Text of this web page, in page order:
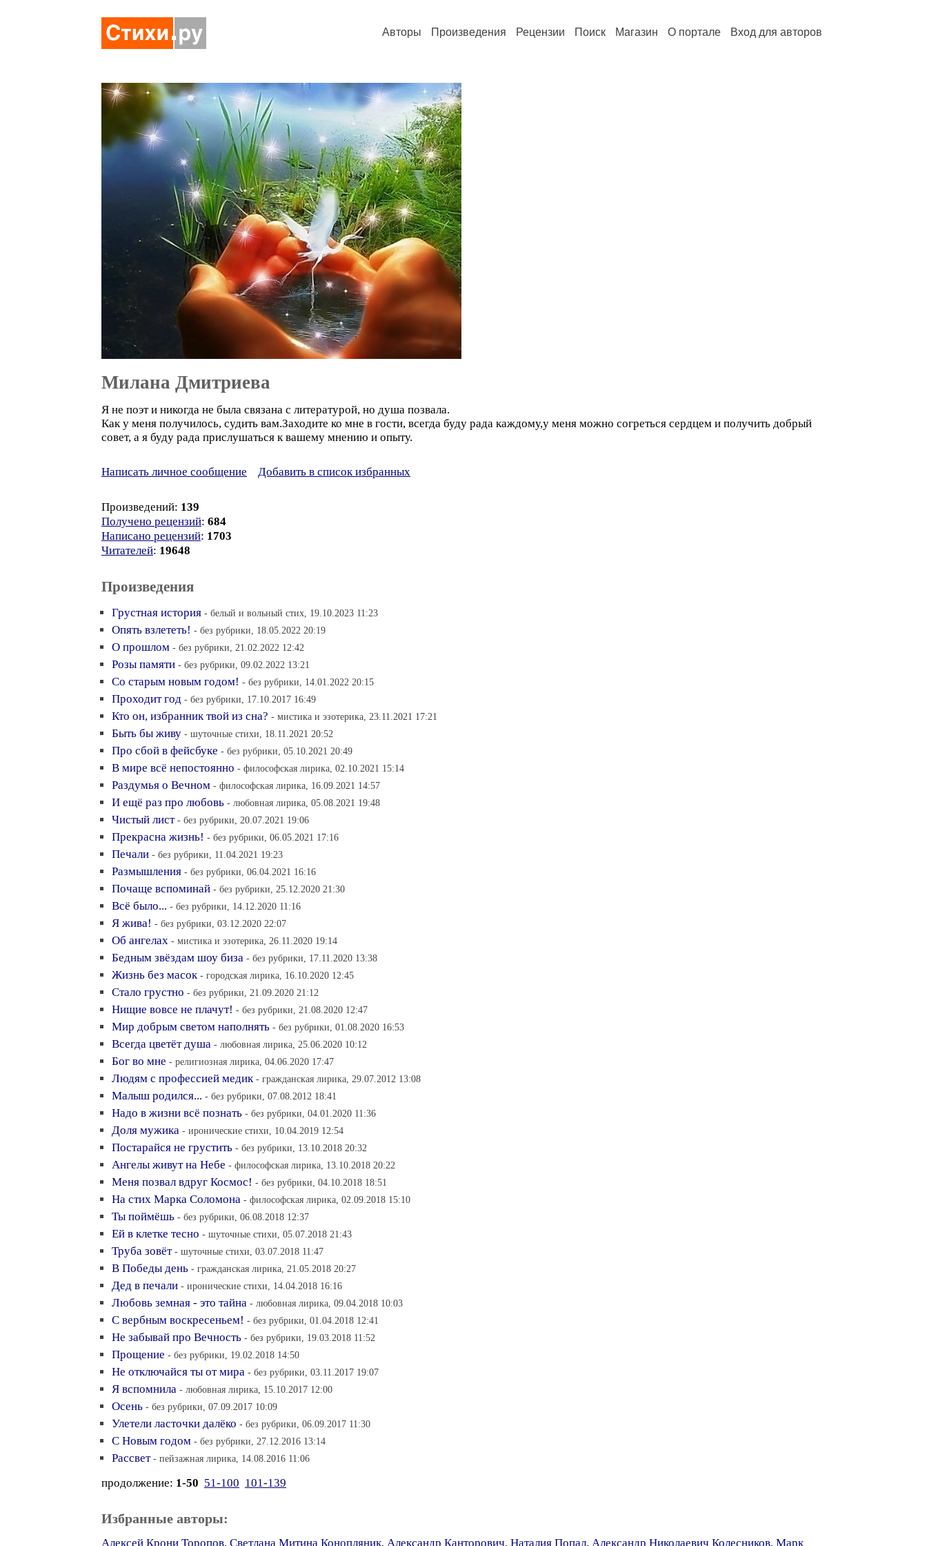
Авторы Произведения Рецензии Поиск Магазин О портале Вход для авторов
Милана Дмитриева
Я не поэт и никогда не была связана с литературой, но душа позвала.
Как у меня получилось, судить вам.Заходите ко мне в гости, всегда буду рада каждому,у меня можно согреться сердцем и получить добрый
совет, а я буду рада прислушаться к вашему мнению и опыту.
Написать личное сообщение Добавить в список избранных
Произведений: 139
Получено рецензий: 684
Написано рецензий: 1703
Читателей: 19648
Произведения
Грустная история - белый и вольный стих, 19.10.2023 11:23
Опять взлететь! - без рубрики, 18.05.2022 20:19
О прошлом - без рубрики, 21.02.2022 12:42
Розы памяти - без рубрики, 09.02.2022 13:21
Со старым новым годом! - без рубрики, 14.01.2022 20:15
Проходит год - без рубрики, 17.10.2017 16:49
Кто он, избранник твой из сна? - мистика и эзотерика, 23.11.2021 17:21
Быть бы живу - шуточные стихи, 18.11.2021 20:52
Про сбой в фейсбуке - без рубрики, 05.10.2021 20:49
В мире всё непостоянно - философская лирика, 02.10.2021 15:14
Раздумья о Вечном - философская лирика, 16.09.2021 14:57
И ещё раз про любовь - любовная лирика, 05.08.2021 19:48
Чистый лист - без рубрики, 20.07.2021 19:06
Прекрасна жизнь! - без рубрики, 06.05.2021 17:16
Печали - без рубрики, 11.04.2021 19:23
Размышления - без рубрики, 06.04.2021 16:16
Почаще вспоминай - без рубрики, 25.12.2020 21:30
Всё было... - без рубрики, 14.12.2020 11:16
Я жива! - без рубрики, 03.12.2020 22:07
Об ангелах - мистика и эзотерика, 26.11.2020 19:14
Бедным звёздам шоу биза - без рубрики, 17.11.2020 13:38
Жизнь без масок - городская лирика, 16.10.2020 12:45
Стало грустно - без рубрики, 21.09.2020 21:12
Нищие вовсе не плачут! - без рубрики, 21.08.2020 12:47
Мир добрым светом наполнять - без рубрики, 01.08.2020 16:53
Всегда цветёт душа - любовная лирика, 25.06.2020 10:12
Бог во мне - религиозная лирика, 04.06.2020 17:47
Людям с профессией медик - гражданская лирика, 29.07.2012 13:08
Малыш родился... - без рубрики, 07.08.2012 18:41
Надо в жизни всё познать - без рубрики, 04.01.2020 11:36
Доля мужика - иронические стихи, 10.04.2019 12:54
Постарайся не грустить - без рубрики, 13.10.2018 20:32
Ангелы живут на Небе - философская лирика, 13.10.2018 20:22
Меня позвал вдруг Космос! - без рубрики, 04.10.2018 18:51
На стих Марка Соломона - философская лирика, 02.09.2018 15:10
Ты поймёшь - без рубрики, 06.08.2018 12:37
Ей в клетке тесно - шуточные стихи, 05.07.2018 21:43
Труба зовёт - шуточные стихи, 03.07.2018 11:47
В Победы день - гражданская лирика, 21.05.2018 20:27
Дед в печали - иронические стихи, 14.04.2018 16:16
Любовь земная - это тайна - любовная лирика, 09.04.2018 10:03
С вербным воскресеньем! - без рубрики, 01.04.2018 12:41
Не забывай про Вечность - без рубрики, 19.03.2018 11:52
Прощение - без рубрики, 19.02.2018 14:50
Не отключайся ты от мира - без рубрики, 03.11.2017 19:07
Я вспомнила - любовная лирика, 15.10.2017 12:00
Осень - без рубрики, 07.09.2017 10:09
Улетели ласточки далёко - без рубрики, 06.09.2017 11:30
С Новым годом - без рубрики, 27.12.2016 13:14
Рассвет - пейзажная лирика, 14.08.2016 11:06
продолжение: 1-50 51-100 101-139
Избранные авторы:
Алексей Крони Торопов, Светлана Митина Конопляник, Александр Канторович, Наталия Попал, Александр Николаевич Колесников, Марк